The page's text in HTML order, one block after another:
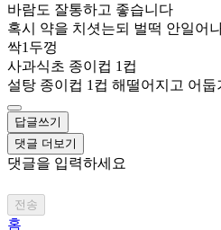
바람도 잘통하고 좋습니다
혹시 약을 치셧는되 벌떡 안일어
싹1두껑
사과식초 종이컵 1컵
설탕 종이컵 1컵 해떨어지고 어
답글쓰기
댓글 더보기
댓글을 입력하세요
전송
홈